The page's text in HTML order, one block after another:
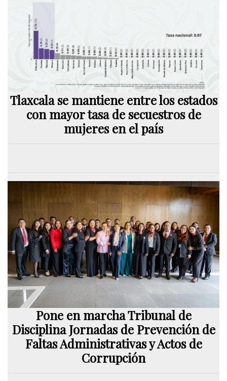
Tlaxcala se mantiene entre los estados
con mayor tasa de secuestros de
mujeres en el país
Pone en marcha Tribunal de
Disciplina Jornadas de Prevención de
Faltas Administrativas y Actos de
Corrupción